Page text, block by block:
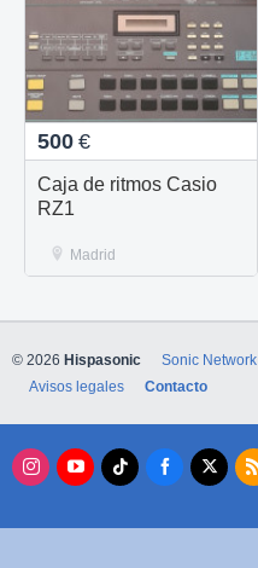
500 €
Caja de ritmos Casio
RZ1
Madrid
© 2026 Hispasonic Sonic Network
Avisos legales
Contacto